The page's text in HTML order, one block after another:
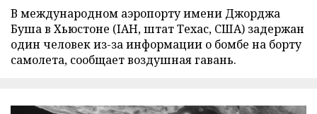
В международном аэропорту имени Джорджа
Буша в Хьюстоне (IAH, штат Техас, США) задержан
один человек из-за информации о бомбе на борту
самолета, сообщает воздушная гавань.